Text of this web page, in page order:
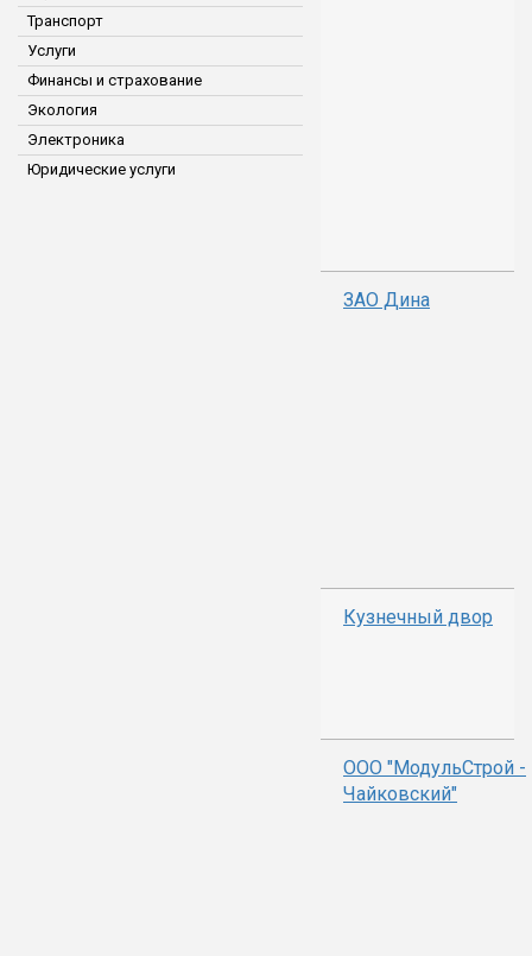
Транспорт
Услуги
Финансы и страхование
Экология
Электроника
Юридические услуги
ЗАО Дина
Кузнечный двор
ООО "МодульСтрой -
Чайковский"